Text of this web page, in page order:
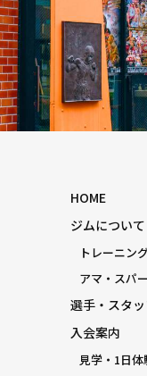
HOME
ジムについて
トレーニン
アマ・スパ
選手・スタッ
入会案内
見学・1日体